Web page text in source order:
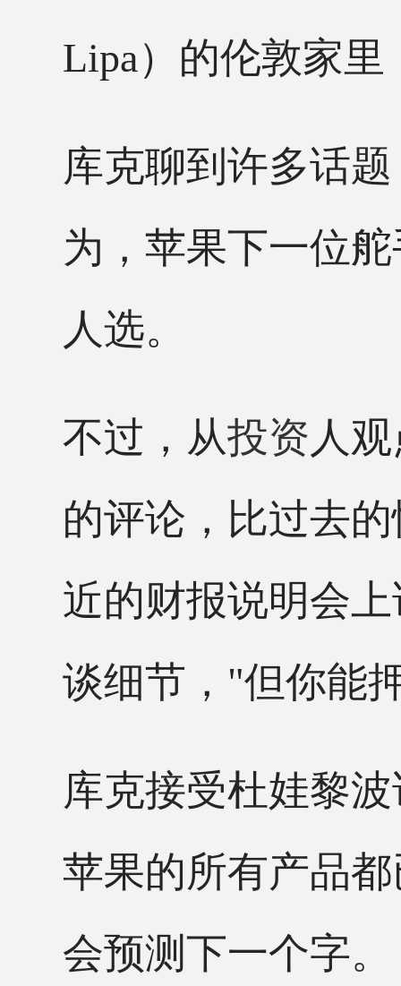
Lipa）的伦敦家
库克聊到许多话
为，苹果下一位
人选。
不过，从投资人
的评论，比过去
近的财报说明会
谈细节， "但你能
库克接受杜娃黎
苹果的所有产品
会预测下一个字。